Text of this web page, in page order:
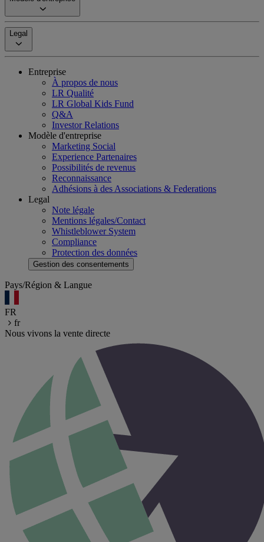
Legal
Entreprise
À propos de nous
LR Qualité
LR Global Kids Fund
Q&A
Investor Relations
Modèle d'entreprise
Marketing Social
Experience Partenaires
Possibilités de revenus
Reconnaissance
Adhésions à des Associations & Federations
Legal
Note légale
Mentions légales/Contact
Whistleblower System
Compliance
Protection des données
Gestion des consentements
Pays/Région & Langue
FR
fr
Nous vivons la vente directe